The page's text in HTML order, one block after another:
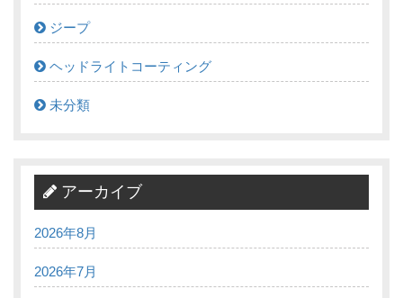
ジープ
ヘッドライトコーティング
未分類
アーカイブ
2026年8月
2026年7月